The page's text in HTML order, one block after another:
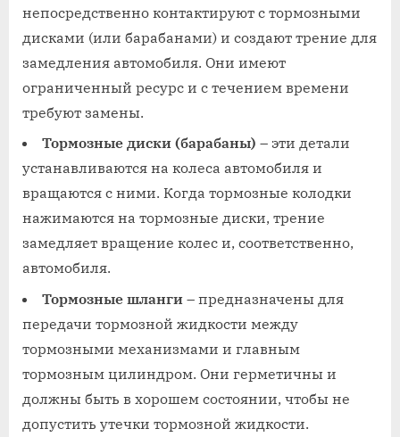
непосредственно контактируют с тормозными
дисками (или барабанами) и создают трение для
замедления автомобиля. Они имеют
ограниченный ресурс и с течением времени
требуют замены.
Тормозные диски (барабаны) – эти детали
устанавливаются на колеса автомобиля и
вращаются с ними. Когда тормозные колодки
нажимаются на тормозные диски, трение
замедляет вращение колес и, соответственно,
автомобиля.
Тормозные шланги – предназначены для
передачи тормозной жидкости между
тормозными механизмами и главным
тормозным цилиндром. Они герметичны и
должны быть в хорошем состоянии, чтобы не
допустить утечки тормозной жидкости.